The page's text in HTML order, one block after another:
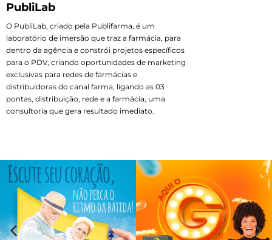
PubliLab
O PubliLab, criado pela Publifarma, é um
laboratório de imersão que traz a farmácia, para
dentro da agência e constrói projetos específicos
para o PDV, criando oportunidades de marketing
exclusivas para redes de farmácias e
distribuidoras do canal farma, ligando as 03
pontas, distribuição, rede e a farmácia, uma
consultoria que gera resultado imediato.